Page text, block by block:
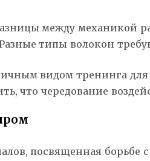
между механикой
типы волокон
видом тренинга
что чередование
посвященная борьбе